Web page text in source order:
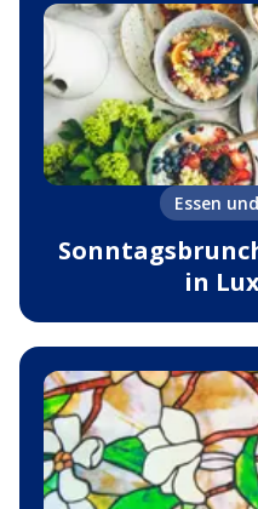
Essen
in